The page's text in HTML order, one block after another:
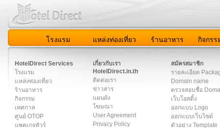
โรงแรม แหล่งท่องเที่ยว ร้านอาหาร กิจกรร
HotelDirect Services
โรงแรม
แหล่งท่องเที่ยว
ร้านอาหาร
กิจกรรม
เทศกาล
ศูนย์ OTOP
แพคเกจทัวร์
เกี่ยวกับเรา
HotelDirect.in.th
ติดต่อเรา
ข่าวสาร
แผนผัง
โฆษณา
User Agreement
Privacy Policy
สมัครสมาชิก
รายละเอียด
Domain name
ตรวจสอบชื่อ
เว็บโฮสติ้ง
ออกแบบ Logo
ออกแบบเว็บไซต์
ตัวอย่าง Template